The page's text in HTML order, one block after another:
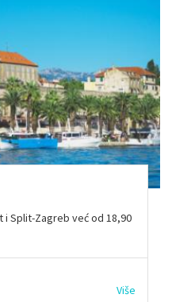
i Split-Zagreb već od 18,90
Više